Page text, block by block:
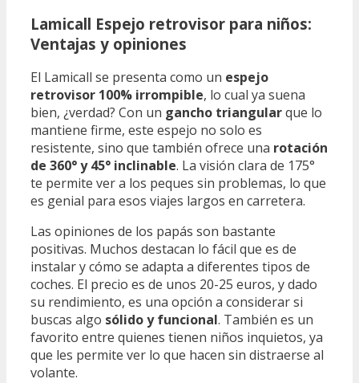
Lamicall Espejo retrovisor para niños:
Ventajas y opiniones
El Lamicall se presenta como un espejo
retrovisor 100% irrompible, lo cual ya suena
bien, ¿verdad? Con un gancho triangularque lo
mantiene firme, este espejo no solo es
resistente, sino que también ofrece una rotación
de 360° y 45° inclinable. La visión clara de 175°
te permite ver a los peques sin problemas, lo que
es genial para esos viajes largos en carretera.
Las opiniones de los papás son bastante
positivas. Muchos destacan lo fácil que es de
instalar y cómo se adapta a diferentes tipos de
coches. El precio es de unos 20-25 euros, y dado
su rendimiento, es una opción a considerar si
buscas algo sólido y funcional. También es un
favorito entre quienes tienen niños inquietos, ya
que les permite ver lo que hacen sin distraerse al
volante.